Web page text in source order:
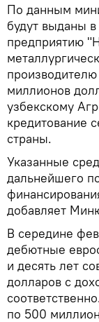
По данным
будут выданы в
предприятию
миллионов
узбекскому
кредитование
страны.
Указанные
дальнейшего
добавляет
В середине
дебютные
и десять лет
долларов с
по 500